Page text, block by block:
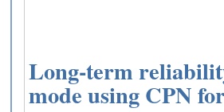
Long-term
mode using CPN